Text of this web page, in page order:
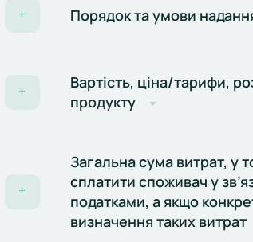
+ Порядок та умови
+
Вартість, ціна/тарифи,
продукту
+
Загальна сума витрат, у
сплатити споживач у
податками, а якщо
визначення таких витрат